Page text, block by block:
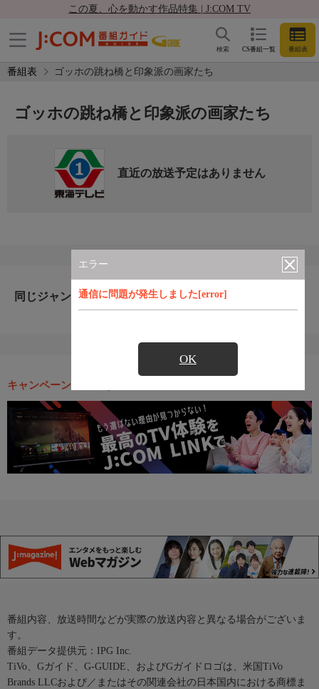
この夏、心を動かす作品特集 | J:COM TV
CS番組一覧 番組表
検索
番組表 ゴッホの跳ね橋と印象派の画家たち
エラー
通信に問題が発生しました[error]
OK
ゴッホの跳ね橋と印象派の画家たち
直近の放送予定はありません
同じジャンルのおすすめ番組
キャンペーン・お得な情報
番組内容、放送時間などが実際の放送内容と異なる場合がございま
す。
番組データ提供元：IPG Inc.
TiVo、Gガイド、G-GUIDE、およびGガイドロゴは、米国TiVo
Brands LLCおよび／またはその関連会社の日本国内における商標ま